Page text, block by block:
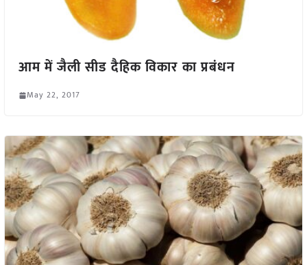
आम में जैली सीड दैहिक विकार का प्रबंधन
May 22, 2017